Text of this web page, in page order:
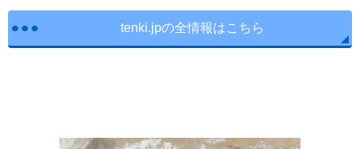
tenki.jpの全情報はこちら